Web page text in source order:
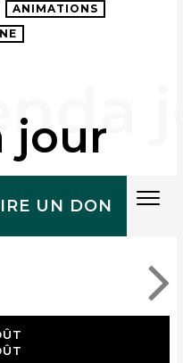
UN DON
ANIMATIONS
jour